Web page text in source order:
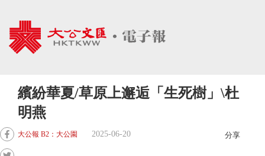
繽紛華夏/草原上邂逅「生死樹」\杜
明燕
大公報 B2：大公園 2025-06-20 分享